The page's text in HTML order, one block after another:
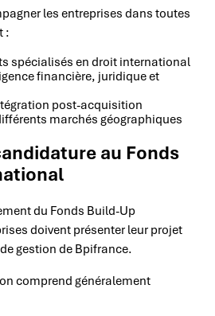
les entreprises dans toutes
:
spécialisés en droit international
financière, juridique et
post-acquisition
marchés géographiques
au Fonds
du Fonds Build-Up
doivent présenter leur projet
gestion de Bpifrance.
comprend généralement